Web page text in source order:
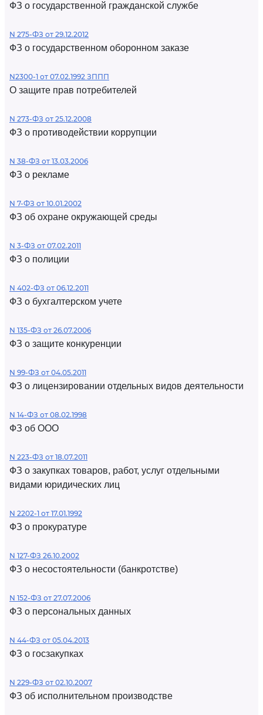
ФЗ о государственной гражданской службе
N 275-ФЗ от 29.12.2012
ФЗ о государственном оборонном заказе
N2300-1 от 07.02.1992 ЗППП
О защите прав потребителей
N 273-ФЗ от 25.12.2008
ФЗ о противодействии коррупции
N 38-ФЗ от 13.03.2006
ФЗ о рекламе
N 7-ФЗ от 10.01.2002
ФЗ об охране окружающей среды
N 3-ФЗ от 07.02.2011
ФЗ о полиции
N 402-ФЗ от 06.12.2011
ФЗ о бухгалтерском учете
N 135-ФЗ от 26.07.2006
ФЗ о защите конкуренции
N 99-ФЗ от 04.05.2011
ФЗ о лицензировании отдельных видов деятельности
N 14-ФЗ от 08.02.1998
ФЗ об ООО
N 223-ФЗ от 18.07.2011
ФЗ о закупках товаров, работ, услуг отдельными
видами юридических лиц
N 2202-1 от 17.01.1992
ФЗ о прокуратуре
N 127-ФЗ 26.10.2002
ФЗ о несостоятельности (банкротстве)
N 152-ФЗ от 27.07.2006
ФЗ о персональных данных
N 44-ФЗ от 05.04.2013
ФЗ о госзакупках
N 229-ФЗ от 02.10.2007
ФЗ об исполнительном производстве